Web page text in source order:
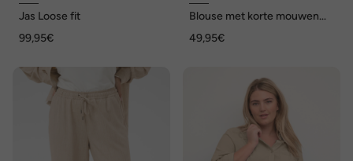
Jas Loose fit
99,95€
Blouse met korte mouwen
49,95€